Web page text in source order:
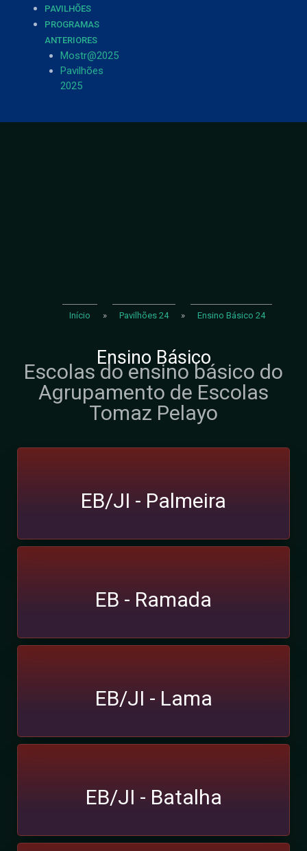
PAVILHÕES
PROGRAMAS
ANTERIORES
Mostr@2025
Pavilhões
2025
Início » Pavilhões 24 » Ensino Básico 24
Ensino Básico
Escolas do ensino básico do
Agrupamento de Escolas
Tomaz Pelayo
EB/JI - Palmeira
EB - Ramada
EB/JI - Lama
EB/JI - Batalha